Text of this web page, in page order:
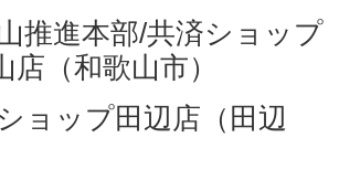
推進本部/共済ショップ
店（和歌山市）
ョップ田辺店（田辺